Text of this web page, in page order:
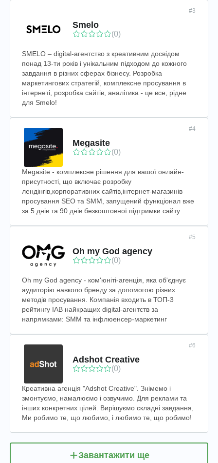
Smelo
(0)
SMELO – digital-агентство з креативним досвідом
понад 13-ти років і унікальним підходом до кожного
завдання в різних сферах бізнесу. Розробка
маркетингових стратегій, комплексне просування в
інтернеті, розробка сайтів, аналітика - це все, рідне
для Smelo!
#3
Megasite
(0)
Megasite - комплексне рішення для вашої онлайн-
присутності, що включає розробку
лендінгів,корпоративних сайтів,інтернет-магазинів
просування SEO та SMM, запущений функціонал вже
за 5 днів та 90 днів безкоштовної підтримки сайту
#4
Oh my God agency
(0)
Oh my God agency - ком'юніті-агенція, яка об'єднує
аудиторію навколо бренду за допомогою різних
методів просування. Компанія входить в ТОП-3
рейтингу IAB найкращих digital-агентств за
напрямками: SMM та інфлюенсер-маркетинг
#5
Adshot Creative
(0)
Креативна агенція "Adshot Creative". Знімемо і
змонтуємо, намалюємо і озвучимо. Для реклами та
інших конкретних цілей. Вирішуємо складні завдання,
Ми робимо те, що любимо, і любимо те, що робимо!
#6
Завантажити ще